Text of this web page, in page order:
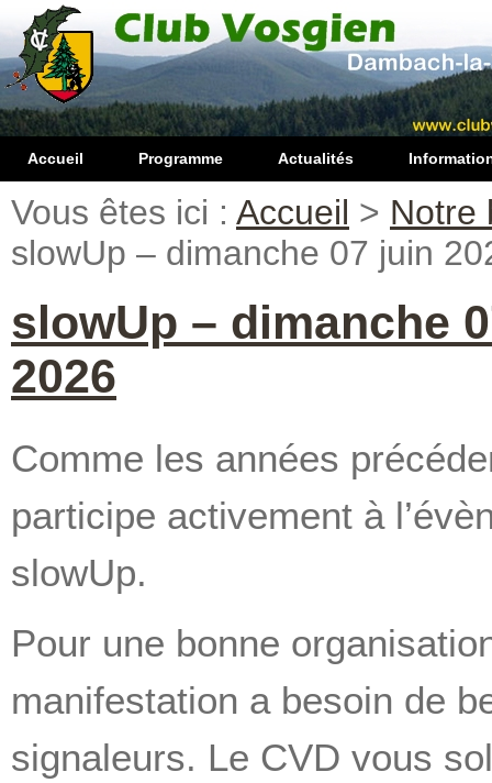
Accueil Programme Actualités
Vous êtes ici : Accueil > Notre
slowUp – dimanche 07 juin
slowUp – dimanche
2026
Comme les années
participe activement à
slowUp.
Pour une bonne
manifestation a besoin de
signaleurs. Le CVD vous